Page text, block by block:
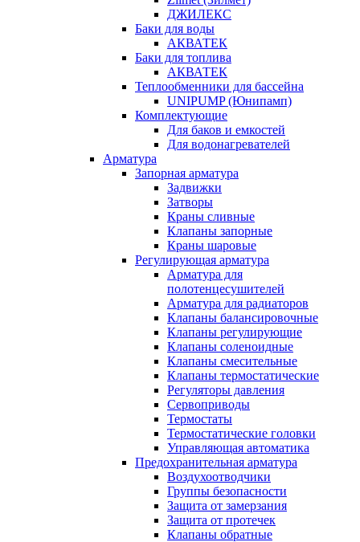
ДЖИЛЕКС
Баки для воды
АКВАТЕК
Баки для топлива
АКВАТЕК
Теплообменники для бассейна
UNIPUMP (Юнипамп)
Комплектующие
Для баков и емкостей
Для водонагревателей
Арматура
Запорная арматура
Задвижки
Затворы
Краны сливные
Клапаны запорные
Краны шаровые
Регулирующая арматура
Арматура для
полотенцесушителей
Арматура для радиаторов
Клапаны балансировочные
Клапаны регулирующие
Клапаны соленоидные
Клапаны смесительные
Клапаны термостатические
Регуляторы давления
Сервоприводы
Термостаты
Термостатические головки
Управляющая автоматика
Предохранительная арматура
Воздухоотводчики
Группы безопасности
Защита от замерзания
Защита от протечек
Клапаны обратные